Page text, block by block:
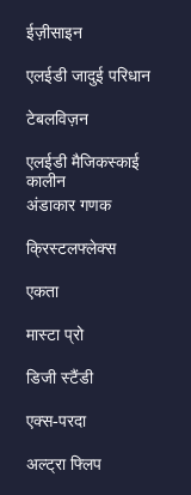
ईज़ीसाइन
एलईडी जादुई परिधान
टेबलविज़न
एलईडी मैजिकस्काई
कालीन
अंडाकार गणक
क्रिस्टलफ्लेक्स
एकता
मास्टा प्रो
डिजी स्टैंडी
एक्स-परदा
अल्ट्रा फ्लिप